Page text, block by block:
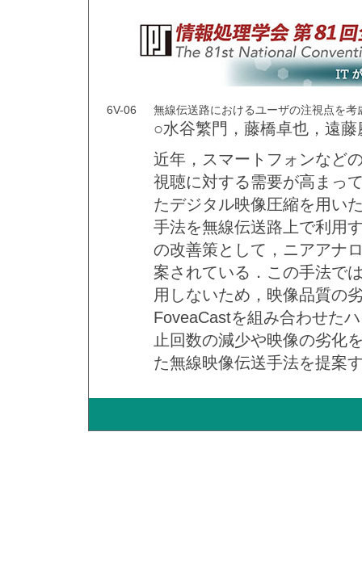
6V-06 無線伝送路におけるユーザの注視点を
○水谷繁門，藤橋卓也，遠
近年，スマートフォンなど
視聴に対する需要が高まっ
たデジタル映像圧縮を用い
手法を無線伝送路上で利用
の改善策として，ニアアナ
案されている．この手法で
用しないため，映像品質の
FoveaCastを組み合わせた
止回数の減少や映像の劣化
た無線映像伝送手法を提案